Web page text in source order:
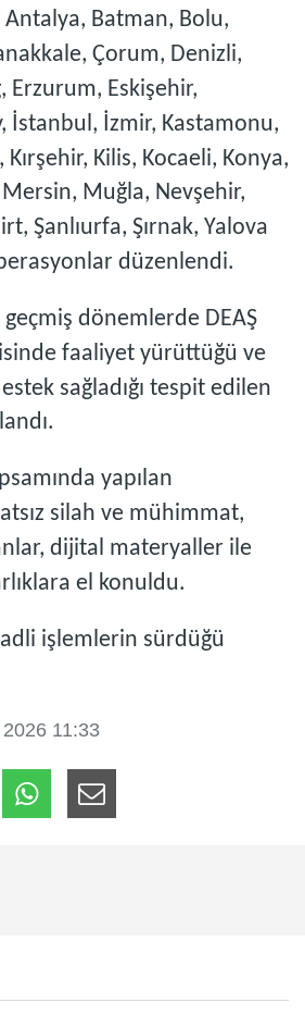
Batman, Bolu,
Çorum, Denizli,
Erzurum, Eskişehir,
İstanbul, İzmir, Kastamonu,
Kırşehir, Kilis, Kocaeli, Konya,
Muğla, Nevşehir,
Şanlıurfa, Şırnak, Yalova
düzenlendi.
dönemlerde DEAŞ
faaliyet yürüttüğü ve
sağladığı tespit edilen
yapılan
silah ve mühimmat,
dijital materyaller ile
el konuldu.
işlemlerin sürdüğü
11:33